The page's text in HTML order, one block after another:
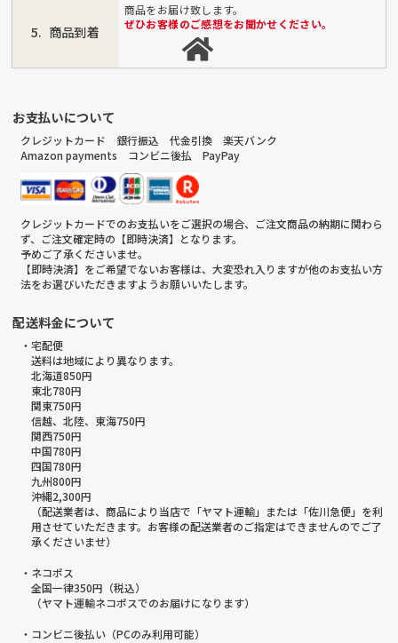
商品到着
商品をお届け致します。
ぜひお客様のご感想をお聞かせください。
お支払いについて
クレジットカード 銀行振込 代金引換 楽天バンク
Amazon payments コンビニ後払 PayPay
クレジットカードでのお支払いをご選択の場合、ご注文商品の納期に関わら
ず、ご注文確定時の【即時決済】となります。
予めご了承くださいませ。
【即時決済】をご希望でないお客様は、大変恐れ入りますが他のお支払い方
法をお選びいただきますようお願いいたします。
配送料金について
・宅配便
送料は地域により異なります。
北海道850円
東北780円
関東750円
信越、北陸、東海750円
関西750円
中国780円
四国780円
九州800円
沖縄2,300円
（配送業者は、商品により当店で「ヤマト運輸」または「佐川急便」を利
用させていただきます。お客様の配送業者のご指定はできませんのでご了
承くださいませ）
・ネコポス
全国一律350円（税込）
（ヤマト運輸ネコポスでのお届けになります）
・コンビニ後払い（PCのみ利用可能）